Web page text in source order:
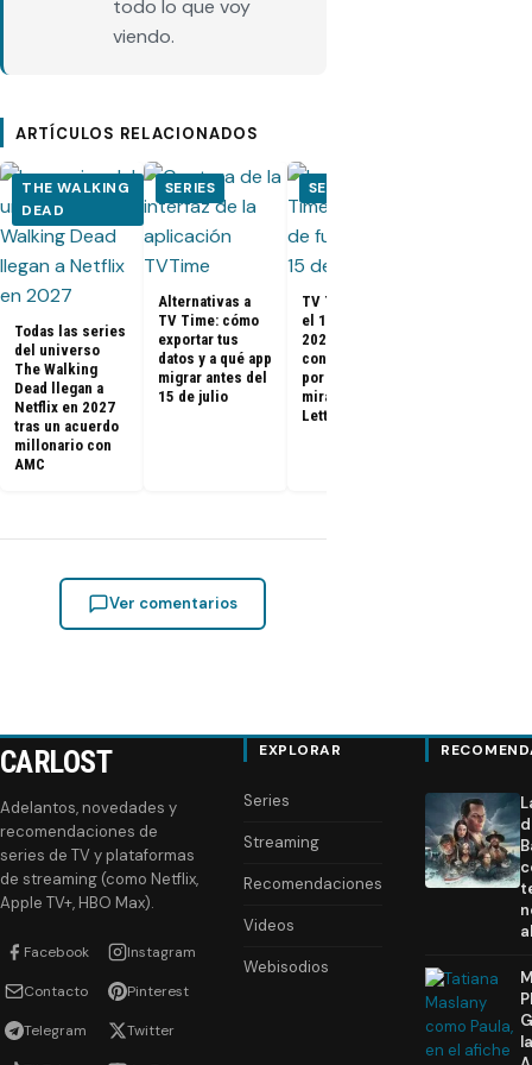
todo lo que voy
viendo.
ARTÍCULOS RELACIONADOS
THE WALKING
DEAD
Todas las series
del universo
The Walking
Dead llegan a
Netflix en 2027
tras un acuerdo
millonario con
AMC
SERIES
Alternativas a
TV Time: cómo
exportar tus
datos y a qué app
migrar antes del
15 de julio
SERIES
TV Time cierra
el 15 de julio de
2026: qué pasa
con tus datos y
por qué todos
miran a
Letterboxd
Ver comentarios
CARLOST
Adelantos, novedades y
recomendaciones de
series de TV y plataformas
de streaming (como Netflix,
Apple TV+, HBO Max).
Facebook Instagram
Contacto Pinterest
Telegram Twitter
EXPLORAR
Series
Streaming
Recomendaciones
Videos
Webisodios